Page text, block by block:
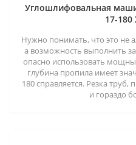
Углошлифовальная
17-180
Нужно понимать, что это не
а возможность выполнить
опасно использовать
глубина пропила имеет
180 справляется. Резка
и гораздо